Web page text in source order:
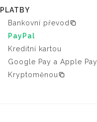
PLATBY
Bankovní převod
PayPal
Kreditní kartou
Google Pay a Apple Pay
Kryptoměnou